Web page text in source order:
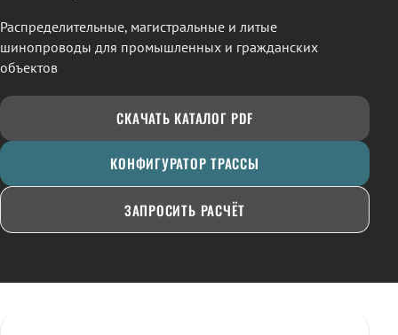
Распределительные, магистральные и литые
шинопроводы для промышленных и гражданских
объектов
СКАЧАТЬ КАТАЛОГ PDF
КОНФИГУРАТОР ТРАССЫ
ЗАПРОСИТЬ РАСЧЁТ